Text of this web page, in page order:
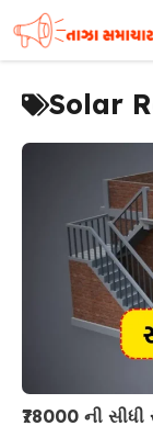
to
content
Solar
₹78000 ની